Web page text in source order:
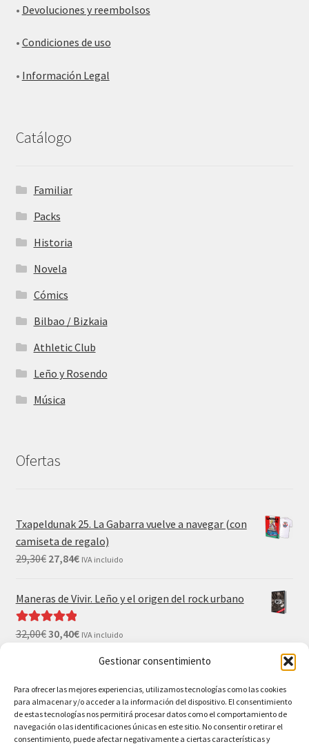
Gestionar consentimiento
Para ofrecer las mejores experiencias, utilizamos tecnologías como las cookies
para almacenar y/o acceder a la información del dispositivo. El consentimiento
de estas tecnologías nos permitirá procesar datos como el comportamiento de
navegación o las identificaciones únicas en este sitio. No consentir o retirar el
consentimiento, puede afectar negativamente a ciertas características y
• Devoluciones y reembolsos
• Condiciones de uso
• Información Legal
Catálogo
Familiar
Packs
Historia
Novela
Cómics
Bilbao / Bizkaia
Athletic Club
Leño y Rosendo
Música
Ofertas
Txapeldunak 25. La Gabarra vuelve a navegar (con
camiseta de regalo)
29,30€ 27,84€ IVA incluido
Maneras de Vivir. Leño y el origen del rock urbano
Valorado con
32,00€30,40€ IVA incluido
camiseta y postales de regalo)
35,00€33,25€ IVA incluido